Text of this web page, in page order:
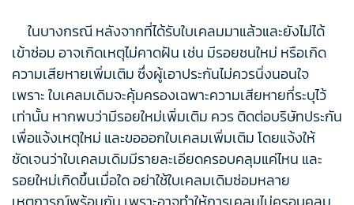
ในบางกรณี หลังจากที่ได้รับใบเคลมมาแล้วและยังไม่ได้
เข้าซ่อม อาจเกิดเหตุไม่คาดฝัน เช่น มีรอยชนใหม่ หรือเกิด
ความเสียหายเพิ่มเติม ซึ่งผู้เอาประกันไม่ควรนิ่งนอนใจ
เพราะ ใบเคลมเดิมจะคุ้มครองเฉพาะความเสียหายที่ระบุไว้
เท่านั้น หากพบว่ามีรอยใหม่เพิ่มเติม ควร ติดต่อบริษัทประกัน
เพื่อแจ้งเหตุใหม่ และขอออกใบเคลมเพิ่มเติม โดยแจ้งให้
ชัดเจนว่าใบเคลมเดิมมีรายละเอียดครอบคลุมแค่ไหน และ
รอยใหม่เกิดขึ้นเมื่อใด อย่าใช้ใบเคลมเดิมซ่อมหลาย